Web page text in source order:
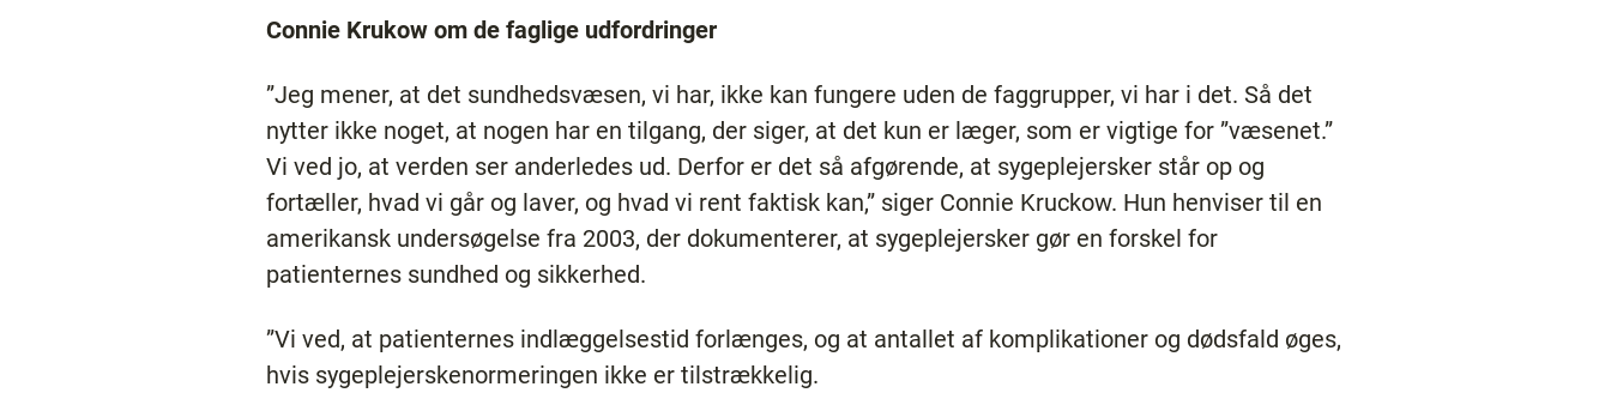
Connie Krukow om de faglige udfordringer
”Jeg mener, at det sundhedsvæsen, vi har, ikke kan fungere uden de faggrupper, vi har i det. Så det
nytter ikke noget, at nogen har en tilgang, der siger, at det kun er læger, som er vigtige for ”væsenet.”
Vi ved jo, at verden ser anderledes ud. Derfor er det så afgørende, at sygeplejersker står op og
fortæller, hvad vi går og laver, og hvad vi rent faktisk kan,” siger Connie Kruckow. Hun henviser til en
amerikansk undersøgelse fra 2003, der dokumenterer, at sygeplejersker gør en forskel for
patienternes sundhed og sikkerhed.
”Vi ved, at patienternes indlæggelsestid forlænges, og at antallet af komplikationer og dødsfald øges,
hvis sygeplejerskenormeringen ikke er tilstrækkelig.